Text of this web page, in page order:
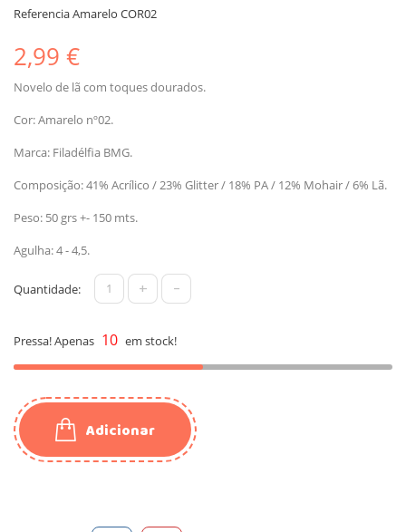
ReferenciaAmarelo COR02
2,99 €
Novelo de lã com toques dourados.
Cor: Amarelo nº02.
Marca: Filadélfia BMG.
Composição: 41% Acrílico / 23% Glitter / 18% PA / 12% Mohair / 6% Lã.
Peso: 50 grs +- 150 mts.
Agulha: 4 - 4,5.
Quantidade: + -
Pressa! Apenas 10 em stock!
Adicionar